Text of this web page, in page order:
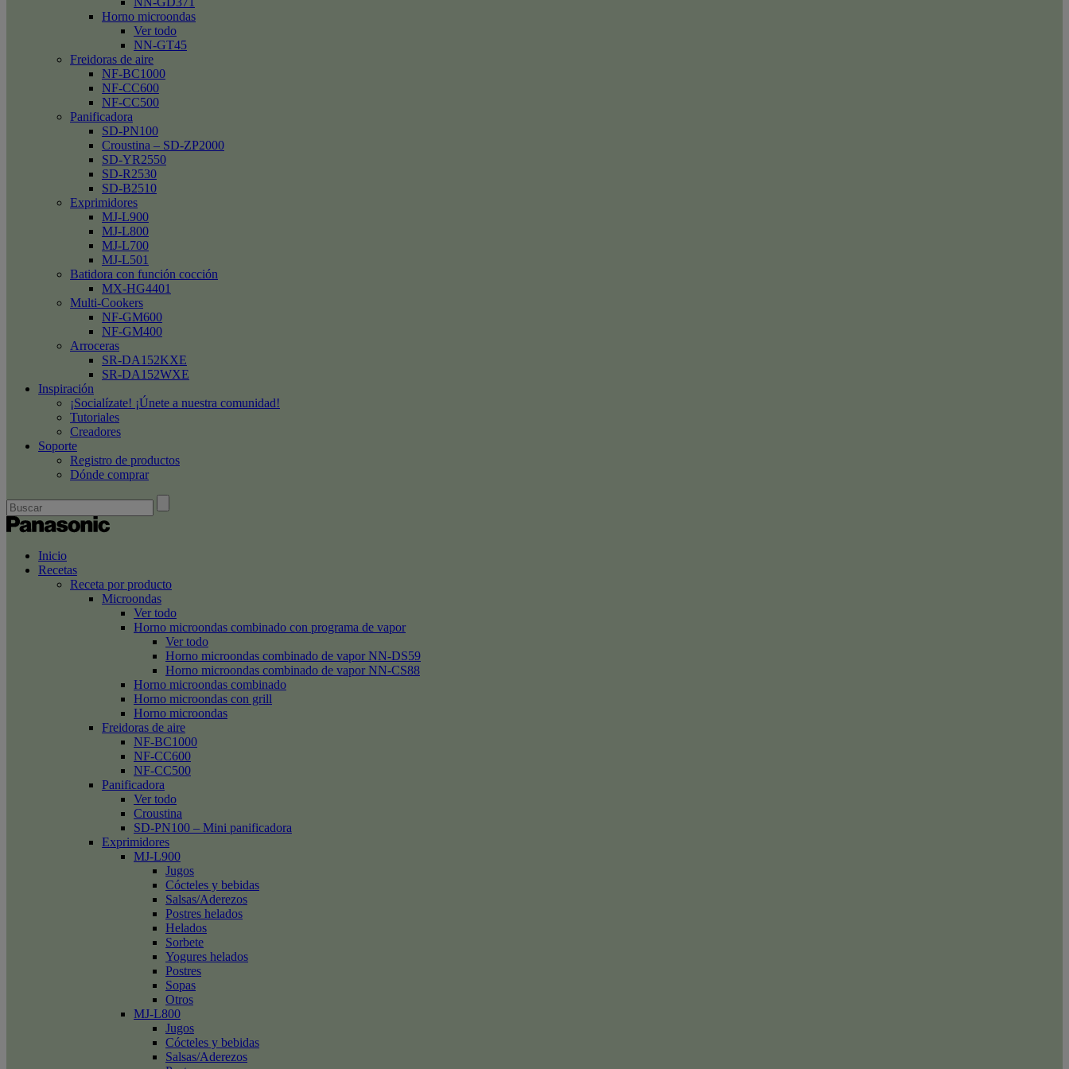
Horno microondas
Ver todo
NN-GT45
Freidoras de aire
NF-BC1000
NF-CC600
NF-CC500
Panificadora
SD-PN100
Croustina – SD-ZP2000
SD-YR2550
SD-R2530
SD-B2510
Exprimidores
MJ-L900
MJ-L800
MJ-L700
MJ-L501
Batidora con función cocción
MX-HG4401
Multi-Cookers
NF-GM600
NF-GM400
Arroceras
SR-DA152KXE
SR-DA152WXE
Inspiración
¡Socialízate! ¡Únete a nuestra comunidad!
Tutoriales
Creadores
Soporte
Registro de productos
Dónde comprar
Inicio
Recetas
Receta por producto
Microondas
Ver todo
Horno microondas combinado con programa de vapor
Ver todo
Horno microondas combinado de vapor NN-DS59
Horno microondas combinado de vapor NN-CS88
Horno microondas combinado
Horno microondas con grill
Horno microondas
Freidoras de aire
NF-BC1000
NF-CC600
NF-CC500
Panificadora
Ver todo
Croustina
SD-PN100 – Mini panificadora
Exprimidores
MJ-L900
Jugos
Cócteles y bebidas
Salsas/Aderezos
Postres helados
Helados
Sorbete
Yogures helados
Postres
Sopas
Otros
MJ-L800
Jugos
Cócteles y bebidas
Salsas/Aderezos